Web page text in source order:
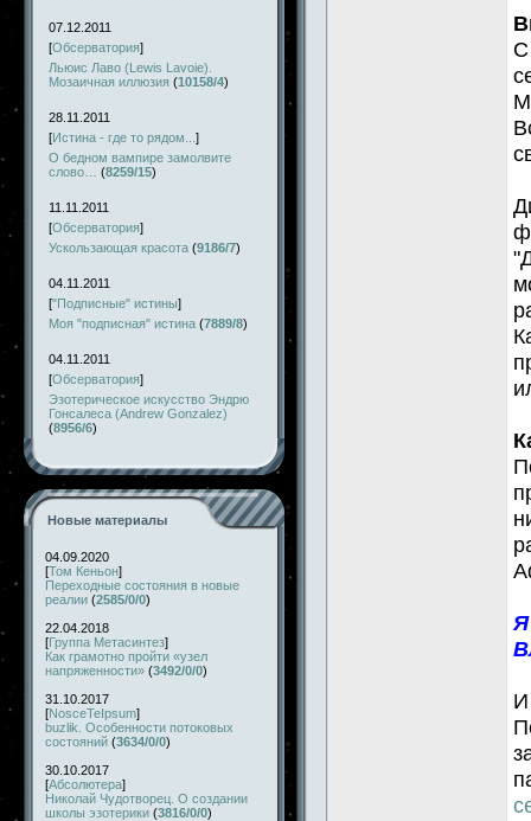
07.12.2011
[Обсерватория]
Льюис Лаво (Lewis Lavoie).
Мозаичная иллюзия (10158/4)
28.11.2011
[Истина - где то рядом... ]
О бедном вампире замолвите
слово…
(8259/15)
11.11.2011
[Обсерватория]
Ускользающая красота (9186/7)
04.11.2011
["Подписные" истины]
Моя "подписная" истина (7889/8)
04.11.2011
[Обсерватория]
Эзотерическое искусство Эндрю
Гонсалеса (Andrew Gonzalez)
(8956/6)
Новые материалы
04.09.2020
[Том Кеньон]
Переходные состояния в новые
реалии (2585/0/0)
22.04.2018
[Группа Метасинтез]
Как грамотно пройти «узел
напряженности» (3492/0/0)
31.10.2017
[NosceTeIpsum]
buzlik. Особенности потоковых
состояний (3634/0/0)
30.10.2017
[Абсолютера]
Николай Чудотворец. О создании
школы эзотерики (3816/0/0)
С
И